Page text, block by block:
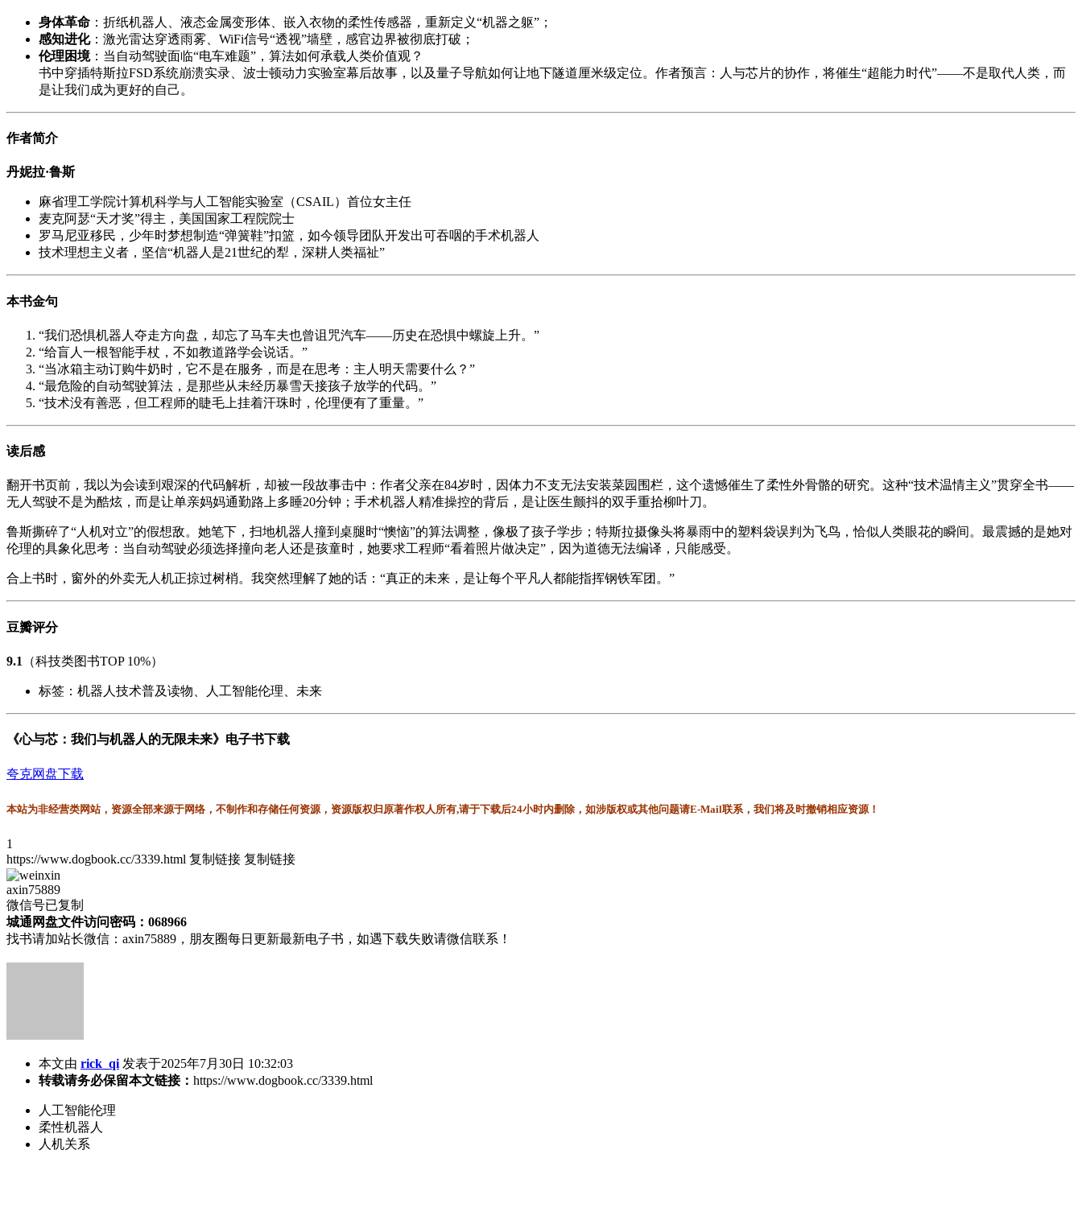
身体革命 ：折纸机器人、液态金属变形体、嵌入衣物的柔性传感器，重新定义“机器之躯”；
感知进化：激光雷达穿透雨雾、WiFi信号“透视”墙壁，感官边界被彻底打破；
伦理困境：当自动驾驶面临“电车难题”，算法如何承载人类价值观？
书中穿插特斯拉FSD系统崩溃实录、波士顿动力实验室幕后故事，以及量子导航如何让地下隧道厘米级定位。作者预言：人与芯片的协作，将催生“超能力时代”——不是取代人类，而
是让我们成为更好的自己。
作者简介
丹妮拉·鲁斯
麻省理工学院计算机科学与人工智能实验室（CSAIL）首位女主任
麦克阿瑟“天才奖”得主，美国国家工程院院士
罗马尼亚移民，少年时梦想制造“弹簧鞋”扣篮，如今领导团队开发出可吞咽的手术机器人
技术理想主义者，坚信“机器人是21世纪的犁，深耕人类福祉”
本书金句
“我们恐惧机器人夺走方向盘，却忘了马车夫也曾诅咒汽车——历史在恐惧中螺旋上升。”
“给盲人一根智能手杖，不如教道路学会说话。”
“当冰箱主动订购牛奶时，它不是在服务，而是在思考：主人明天需要什么？”
“最危险的自动驾驶算法，是那些从未经历暴雪天接孩子放学的代码。”
“技术没有善恶，但工程师的睫毛上挂着汗珠时，伦理便有了重量。”
读后感
翻开书页前，我以为会读到艰深的代码解析，却被一段故事击中：作者父亲在84岁时，因体力不支无法安装菜园围栏，这个遗憾催生了柔性外骨骼的研究。这种“技术温情主义”贯穿全书——
无人驾驶不是为酷炫，而是让单亲妈妈通勤路上多睡20分钟；手术机器人精准操控的背后，是让医生颤抖的双手重拾柳叶刀。
鲁斯撕碎了“人机对立”的假想敌。她笔下，扫地机器人撞到桌腿时“懊恼”的算法调整，像极了孩子学步；特斯拉摄像头将暴雨中的塑料袋误判为飞鸟，恰似人类眼花的瞬间。最震撼的是她对
伦理的具象化思考：当自动驾驶必须选择撞向老人还是孩童时，她要求工程师“看着照片做决定”，因为道德无法编译，只能感受。
合上书时，窗外的外卖无人机正掠过树梢。我突然理解了她的话：“真正的未来，是让每个平凡人都能指挥钢铁军团。”
豆瓣评分
9.1 （科技类图书TOP 10%）
标签：机器人技术普及读物、人工智能伦理、未来
《心与芯：我们与机器人的无限未来》电子书下载
夸克网盘下载
本站为非经营类网站，资源全部来源于网络，不制作和存储任何资源，资源版权归原著作权人所有,请于下载后24小时内删除，如涉版权或其他问题请E-Mail联系，我们将及时撤销相应资源！
1
https://www.dogbook.cc/3339.html 复制链接 复制链接
axin75889
微信号已复制
城通网盘文件访问密码：068966
找书请加站长微信：axin75889，朋友圈每日更新最新电子书，如遇下载失败请微信联系！
本文由 rick_qi 发表于2025年7月30日 10:32:03
转载请务必保留本文链接： https://www.dogbook.cc/3339.html
人工智能伦理
柔性机器人
人机关系